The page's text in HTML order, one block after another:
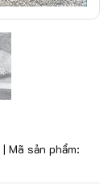
| Mã sản phẩm: